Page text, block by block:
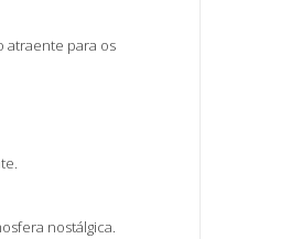
atraente para os
nostálgica.